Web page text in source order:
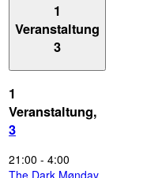
1
Veranstaltung
3
1
Veranstaltung,
3
21:00 - 4:00